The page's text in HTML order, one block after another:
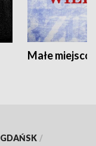
Małe
GDAŃSK /